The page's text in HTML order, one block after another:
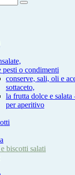
Search
pesti o condimenti
conserve, sali, oli e
sottaceto,
la frutta dolce e salata
per aperitivo
biscotti salati